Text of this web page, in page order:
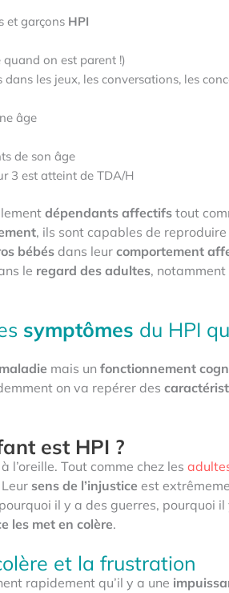
et garçons HPI
on est parent !)
dans les jeux, les conversations, les
âge
de son âge
3 est atteint de TDA/H
dépendants affectifs tout
, ils sont capables de
bébésdans leur comportement
le regard des adultes, notamment
symptômes du HPI
maladie mais un fonctionnement
on va repérer des
est HPI ?
l’oreille. Tout comme chez les
sens de l’injustice est
il y a des guerres, pourquoi
les met en colère.
et la frustration
rapidement qu’il y a une